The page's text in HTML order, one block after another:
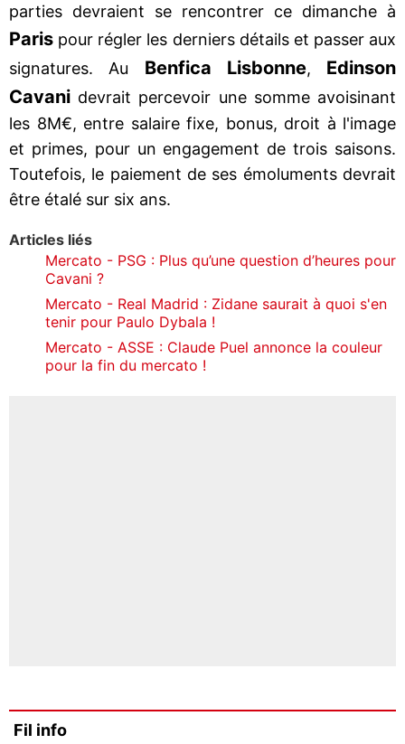
parties devraient se rencontrer ce dimanche à
Paris pour régler les derniers détails et passer aux
signatures. Au Benfica Lisbonne, Edinson
Cavani devrait percevoir une somme avoisinant
les 8M€, entre salaire fixe, bonus, droit à l'image
et primes, pour un engagement de trois saisons.
Toutefois, le paiement de ses émoluments devrait
être étalé sur six ans.
Articles liés
Mercato - PSG : Plus qu’une question d’heures pour
Cavani ?
Mercato - Real Madrid : Zidane saurait à quoi s'en
tenir pour Paulo Dybala !
Mercato - ASSE : Claude Puel annonce la couleur
pour la fin du mercato !
Fil info